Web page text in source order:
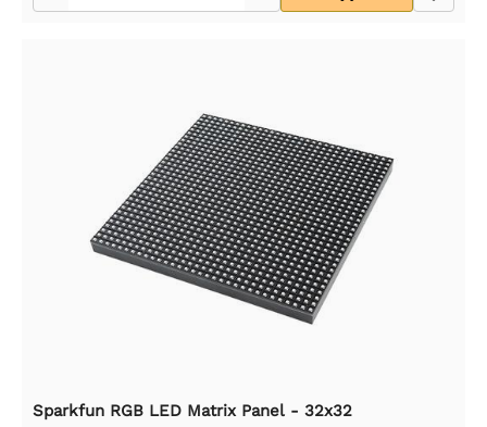
Sparkfun RGB LED Matrix Panel - 32x32